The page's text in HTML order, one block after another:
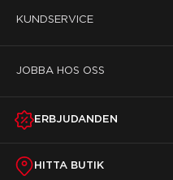
KUNDSERVICE
JOBBA HOS OSS
ERBJUDANDEN
HITTA BUTIK